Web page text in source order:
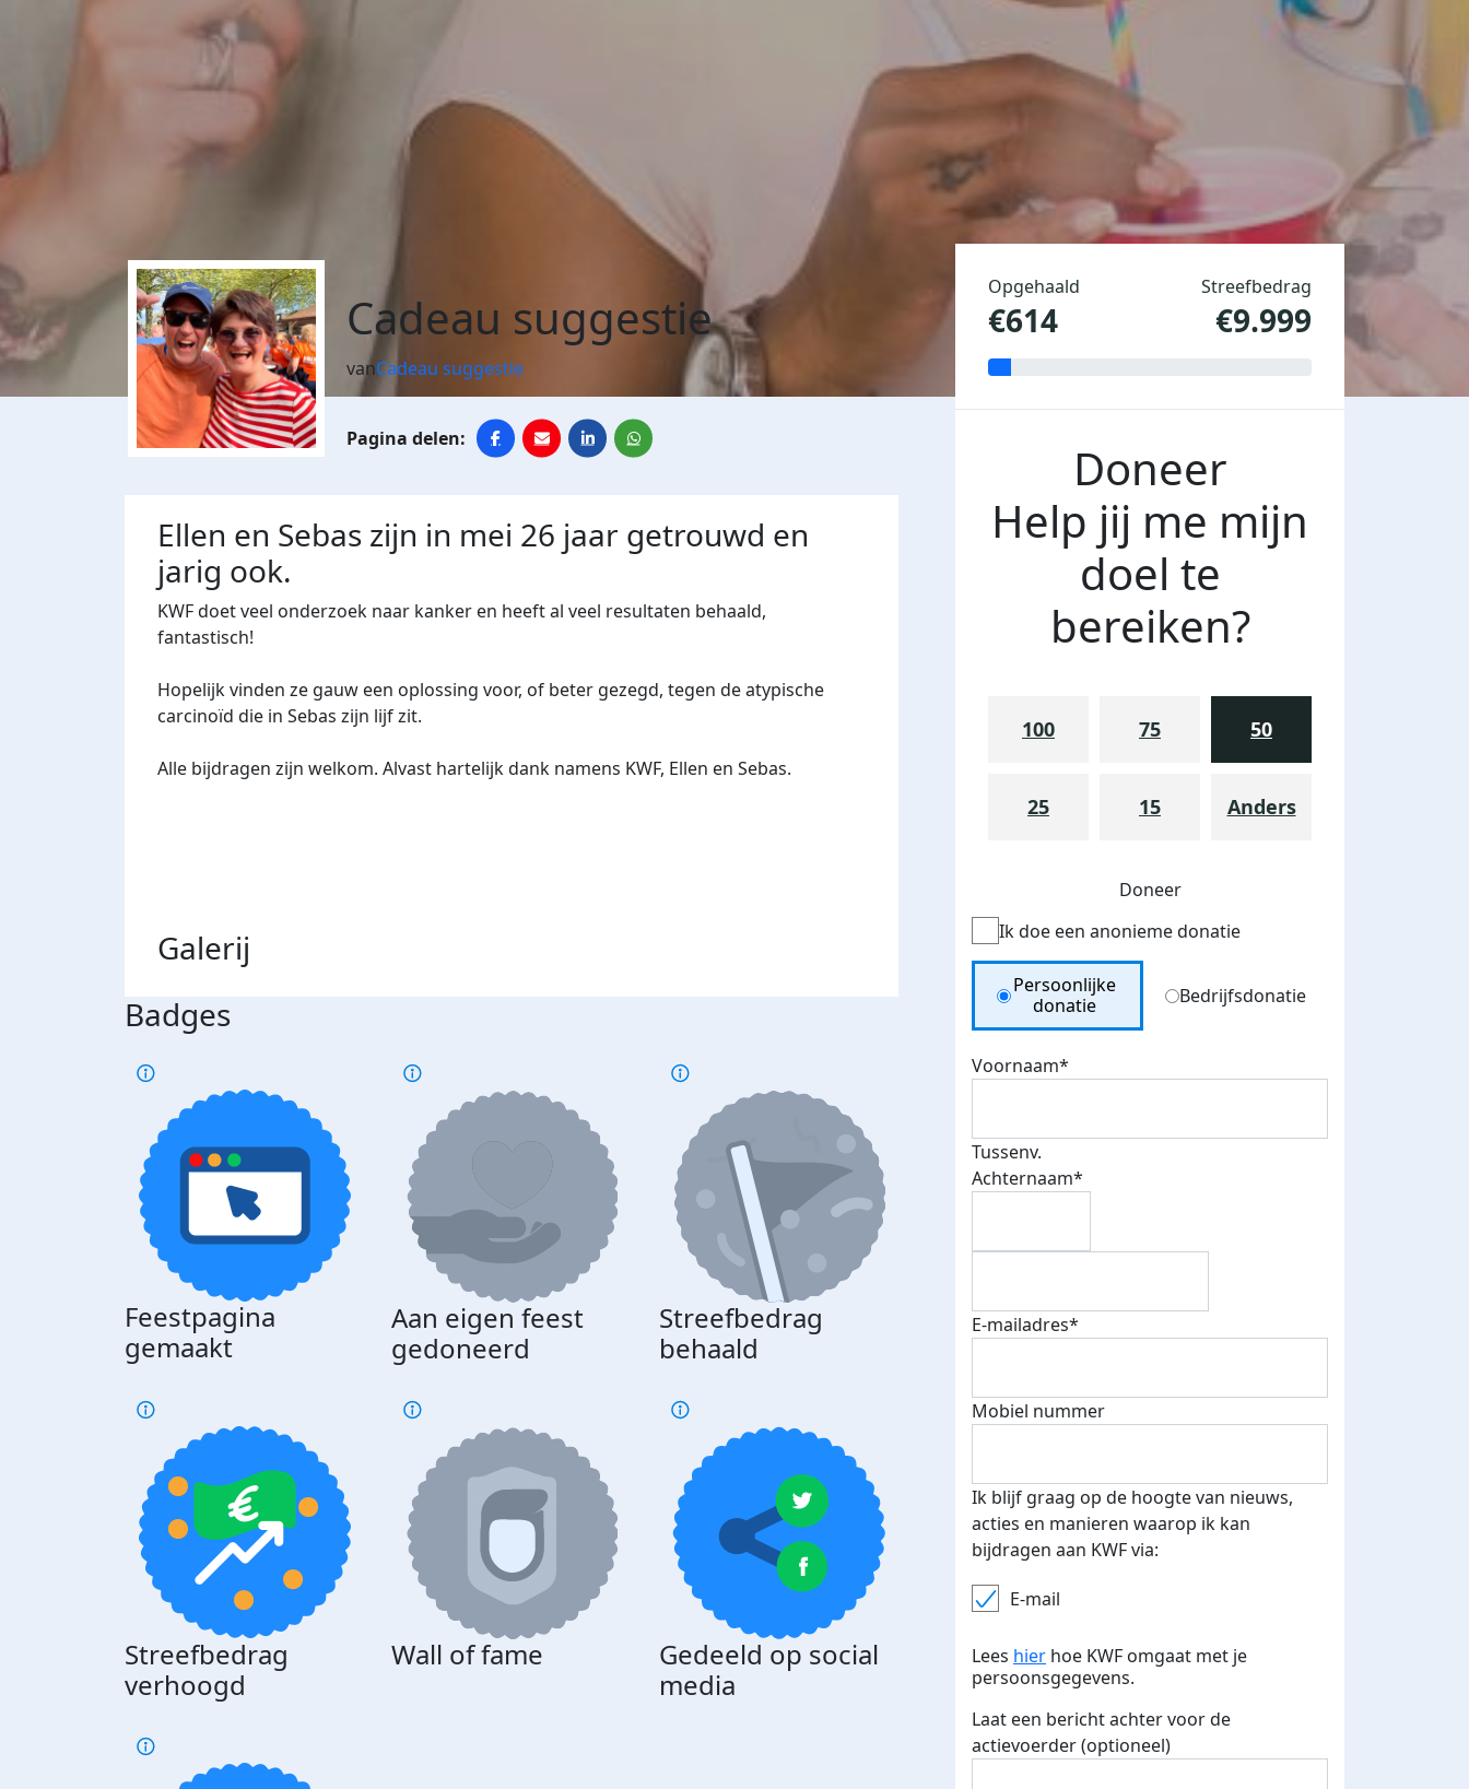
Cadeau suggestie
vanCadeau suggestie
Ellen en Sebas zijn in mei 26 jaar getrouwd en
jarig ook.
KWF doet veel onderzoek naar kanker en heeft al veel resultaten behaald,
fantastisch!
Hopelijk vinden ze gauw een oplossing voor, of beter gezegd, tegen de atypische
carcinoïd die in Sebas zijn lijf zit.
Alle bijdragen zijn welkom. Alvast hartelijk dank namens KWF, Ellen en Sebas.
Galerij
Badges
Feestpagina
gemaakt
Aan eigen feest
gedoneerd
Streefbedrag
behaald
Streefbedrag
verhoogd
Wall of fame
Gedeeld op social
media
Opgehaald
€614
Streefbedrag
€9.999
Doneer
Help jij me mijn
doel te
bereiken?
100 75 50
25 15 Anders
Doneer
Ik doe een anonieme donatie
Donation Type
Persoonlijke
donatie
Bedrijfsdonatie
Voornaam*
Tussenv.
Achternaam*
E-mailadres*
Mobiel nummer
Ik blijf graag op de hoogte van nieuws,
acties en manieren waarop ik kan
bijdragen aan KWF via:
E-mail
Lees hier hoe KWF omgaat met je
persoonsgegevens.
Laat een bericht achter voor de
actievoerder (optioneel)